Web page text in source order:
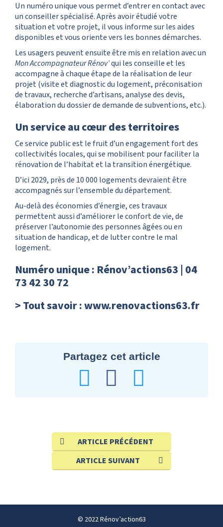
Un numéro unique vous permet d’entrer en contact avec
un conseiller spécialisé. Après avoir étudié votre
situation et votre projet, il vous informe sur les aides
disponibles et vous oriente vers les bonnes démarches.
Les usagers peuvent ensuite être mis en relation avec un
Mon Accompagnateur Rénov’qui les conseille et les
accompagne à chaque étape de la réalisation de leur
projet (visite et diagnostic du logement, préconisation
de travaux, recherche d’artisans, analyse des devis,
élaboration du dossier de demande de subventions, etc.).
Un service au cœur des territoires
Ce service public est le fruit d’un engagement fort des
collectivités locales, qui se mobilisent pour faciliter la
rénovation de l’habitat et la transition énergétique.
D’ici 2029, près de 10 000 logements devraient être
accompagnés sur l’ensemble du département.
Au-delà des économies d’énergie, ces travaux
permettent aussi d’améliorer le confort de vie, de
préserver l’autonomie des personnes âgées ou en
situation de handicap, et de lutter contre le mal
logement.
Numéro unique : Rénov’actions63 | 04
73 42 30 72
> Tout savoir : www.renovactions63.fr
Partagez cet article
ARTICLE PRÉCÉDENT
ARTICLE SUIVANT
© 2022 Rénov’action63